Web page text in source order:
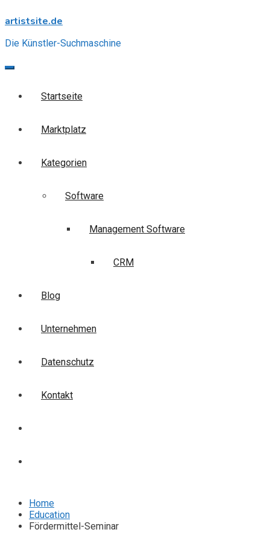
to
artistsite.de
Die Künstler-Suchmaschine
Startseite
Marktplatz
Kategorien
Software
Management Software
CRM
Blog
Unternehmen
Datenschutz
Kontakt
Home
Education
Fördermittel-Seminar